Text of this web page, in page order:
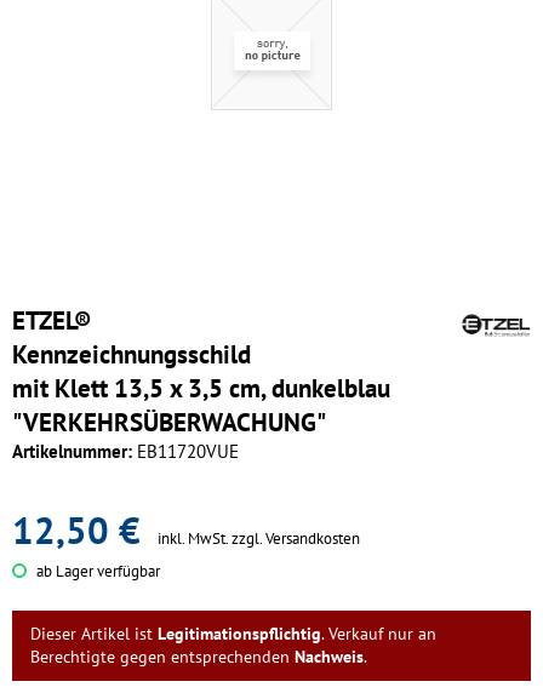
ETZEL®
Kennzeichnungsschild
mit Klett 13,5 x 3,5 cm, dunkelblau
"VERKEHRSÜBERWACHUNG"
Artikelnummer: EB11720VUE
12,50 € inkl. MwSt.zzgl. Versandkosten
ab Lager verfügbar
Dieser Artikel ist Legitimationspflichtig. Verkauf nur an
Berechtigte gegen entsprechenden Nachweis.